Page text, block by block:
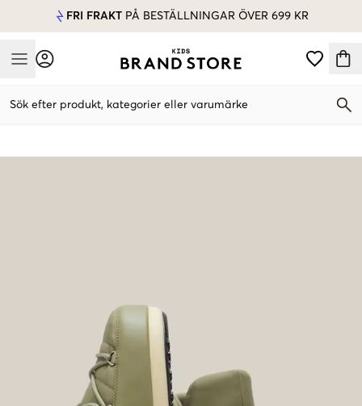
FRI FRAKT PÅ BESTÄLLNINGAR ÖVER 699 KR
Mobile Menu
Sök efter produkt, kategorier eller varumärke